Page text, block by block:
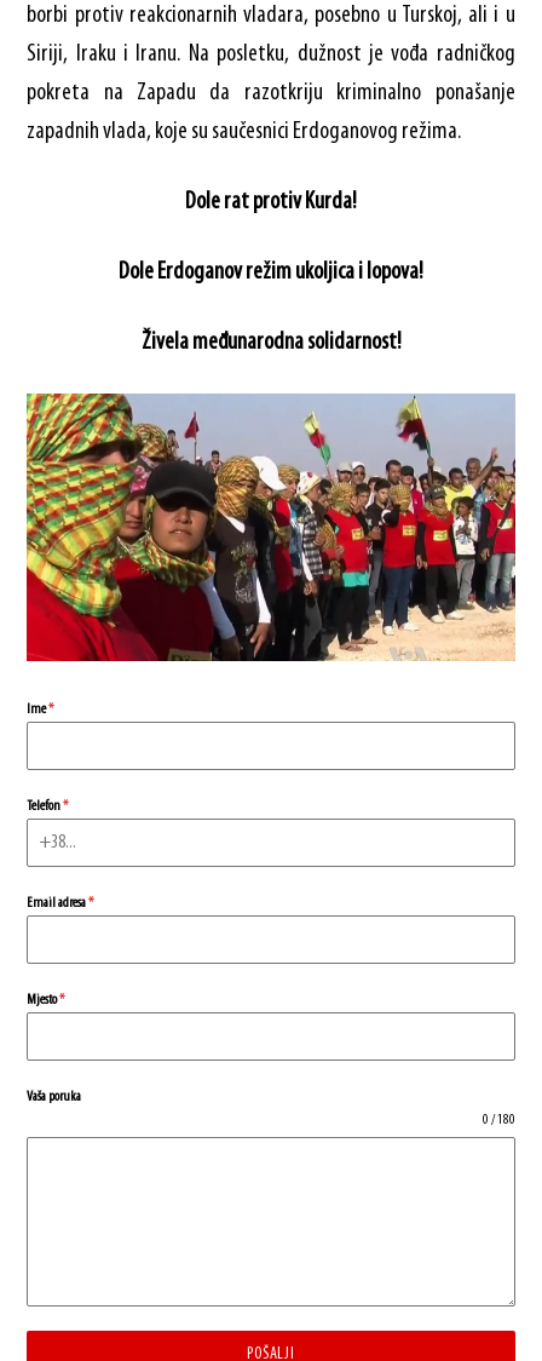
borbi protiv reakcionarnih vladara, posebno u Turskoj, ali i u
Siriji, Iraku i Iranu. Na posletku, dužnost je vođa radničkog
pokreta na Zapadu da razotkriju kriminalno ponašanje
zapadnih vlada, koje su saučesnici Erdoganovog režima.
Dole rat protiv Kurda!
Dole Erdoganov režim ukoljica i lopova!
Živela međunarodna solidarnost!
Ime*
Telefon*
Email adresa*
Mjesto*
Vaša poruka
0 / 180
POŠALJI